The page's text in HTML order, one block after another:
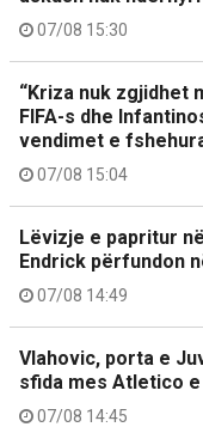
07/08 15:30
“Kriza nuk zgjidhet
FIFA-s dhe
vendimet e
07/08 15:04
Lëvizje e papritur
Endrick përfundon
07/08 14:49
Vlahovic, porta e
sfida mes Atletico
07/08 14:45